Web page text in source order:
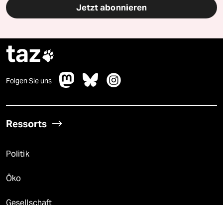
Jetzt abonnieren
taz
Folgen Sie uns
Ressorts
Politik
Öko
Gesellschaft